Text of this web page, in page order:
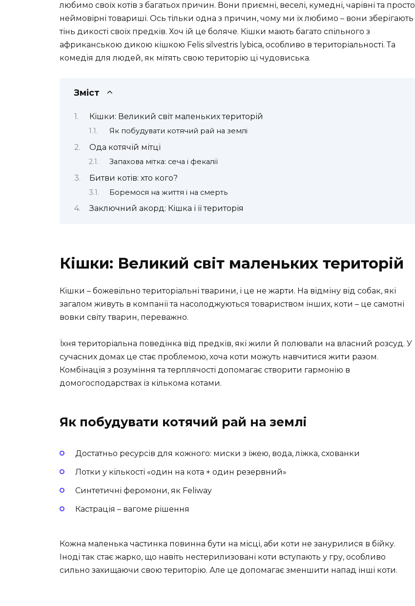
любимо своїх котів з багатьох причин. Вони приємні, веселі, кумедні, чарівні та просто
неймовірні товариші. Ось тільки одна з причин, чому ми їх любимо – вони зберігають
тінь дикості своїх предків. Хоч ій це боляче. Кішки мають багато спільного з
африканською дикою кішкою Felis silvestris lybica, особливо в територіальності. Та
комедія для людей, як мітять свою територію ці чудовиська.
Зміст
Кішки: Великий світ маленьких територій
Як побудувати котячий рай на землі
Ода котячій мітці
Запахова мітка: сеча і фекалії
Битви котів: хто кого?
Боремося на життя і на смерть
Заключний акорд: Кішка і її територія
Кішки: Великий світ маленьких територій
Кішки – божевільно територіальні тварини, і це не жарти. На відміну від собак, які
загалом живуть в компанії та насолоджуються товариством інших, коти – це самотні
вовки світу тварин, переважно.
Їхня територіальна поведінка від предків, які жили й полювали на власний розсуд. У
сучасних домах це стає проблемою, хоча коти можуть навчитися жити разом.
Комбінація з розуміння та терплячості допомагає створити гармонію в
домогосподарствах із кількома котами.
Як побудувати котячий рай на землі
Достатньо ресурсів для кожного: миски з їжею, вода, ліжка, схованки
Лотки у кількості «один на кота + один резервний»
Синтетичні феромони, як Feliway
Кастрація – вагоме рішення
Кожна маленька частинка повинна бути на місці, аби коти не занурилися в бійку.
Іноді так стає жарко, що навіть нестерилизовані коти вступають у гру, особливо
сильно захищаючи свою територію. Але це допомагає зменшити напад інші коти.